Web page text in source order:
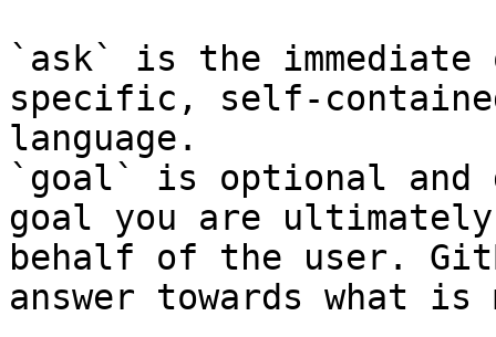
`ask` is the
specific, self-
language.
`goal` is optional and
goal you are
behalf of the user.
answer towards what